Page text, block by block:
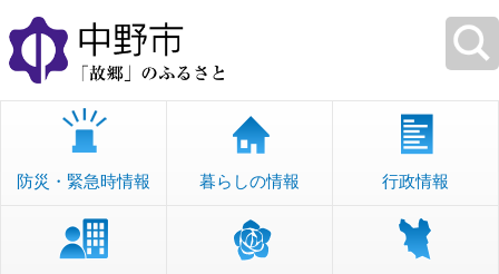
本
文
へ
移
防災・緊急時情報 暮らしの情報 行政情報